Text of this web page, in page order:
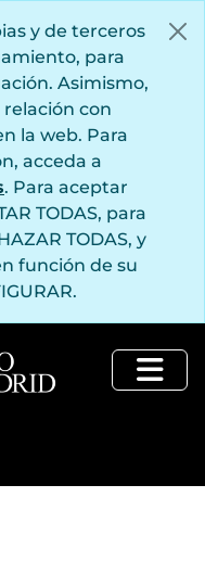
y de terceros
para
Asimismo,
con
la web. Para
acceda a
. Para aceptar
TODAS, para
TODAS, y
función de su